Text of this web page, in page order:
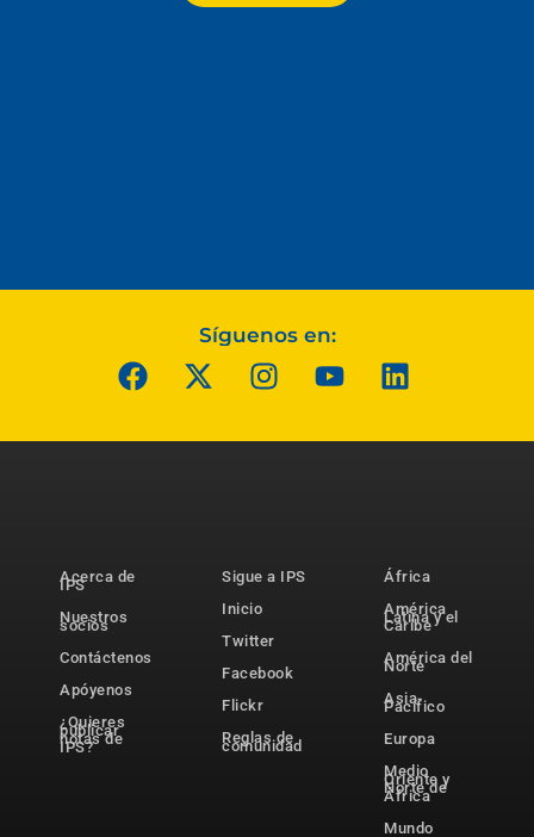
Síguenos en:
Acerca de
IPS
Nuestros
socios
Contáctenos
Apóyenos
¿Quieres
publicar
notas de
IPS?
Sigue a IPS
Inicio
Twitter
Facebook
Flickr
Reglas de
comunidad
África
América
Latina y el
Caribe
América del
Norte
Asia-
Pacífico
Europa
Medio
Oriente y
Norte de
África
Mundo